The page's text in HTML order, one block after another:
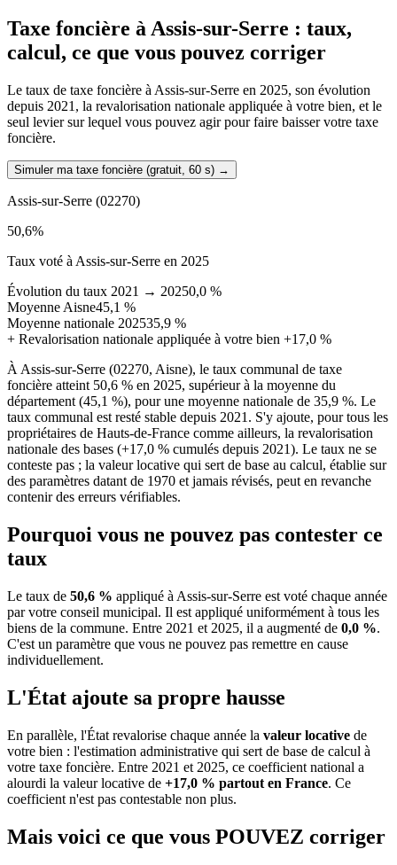
Taxe foncière àAssis-sur-Serre : taux,
calcul, ce que vous pouvez corriger
Le taux de taxe foncière à Assis-sur-Serre en 2025, son évolution
depuis 2021, la revalorisation nationale appliquée à votre bien, et le
seul levier sur lequel vous pouvez agir pour faire baisser votre taxe
foncière.
Simuler ma taxe foncière (gratuit, 60 s) →
Assis-sur-Serre (02270)
50,6%
Taux voté à Assis-sur-Serre en 2025
Évolution du taux 2021 → 20250,0 %
Moyenne Aisne45,1 %
Moyenne nationale 202535,9 %
+ Revalorisation nationale appliquée à votre bien +17,0 %
À Assis-sur-Serre (02270, Aisne), le taux communal de taxe
foncière atteint 50,6 % en 2025, supérieur à la moyenne du
département (45,1 %), pour une moyenne nationale de 35,9 %. Le
taux communal est resté stable depuis 2021. S'y ajoute, pour tous les
propriétaires de Hauts-de-France comme ailleurs, la revalorisation
nationale des bases (+17,0 % cumulés depuis 2021). Le taux ne se
conteste pas ; la valeur locative qui sert de base au calcul, établie sur
des paramètres datant de 1970 et jamais révisés, peut en revanche
contenir des erreurs vérifiables.
Pourquoi vous ne pouvez pas contester ce
taux
Le taux de 50,6 % appliqué à Assis-sur-Serre est voté chaque année
par votre conseil municipal. Il est appliqué uniformément à tous les
biens de la commune. Entre 2021 et 2025, il a augmenté de 0,0 %.
C'est un paramètre que vous ne pouvez pas remettre en cause
individuellement.
L'État ajoute sa propre hausse
En parallèle, l'État revalorise chaque année la valeur locative de
votre bien : l'estimation administrative qui sert de base de calcul à
votre taxe foncière. Entre 2021 et 2025, ce coefficient national a
alourdi la valeur locative de +17,0 % partout en France. Ce
coefficient n'est pas contestable non plus.
Mais voici ce que vous POUVEZ corriger